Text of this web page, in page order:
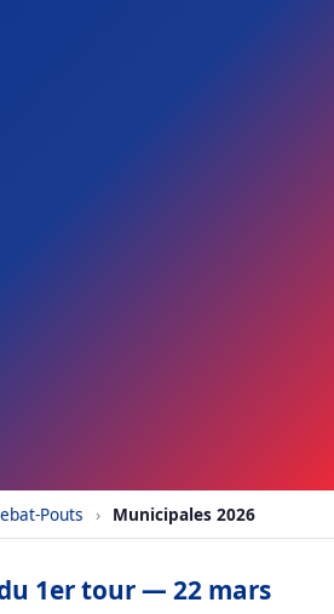
Pouts › Municipales 2026
1er tour — 22 mars